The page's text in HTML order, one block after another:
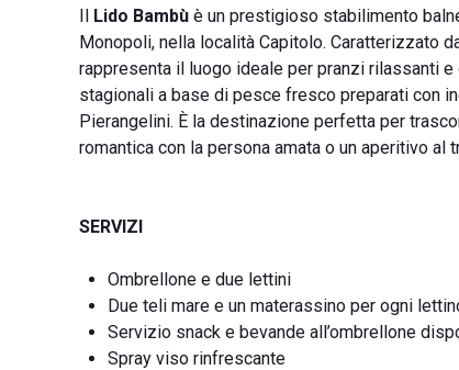
Il Lido Bambù è un prestigioso stabilimento
Monopoli, nella località Capitolo. Caratterizzato
rappresenta il luogo ideale per pranzi rilassanti
stagionali a base di pesce fresco preparati con
Pierangelini. È la destinazione perfetta per
romantica con la persona amata o un aperitivo al
SERVIZI
Ombrellone e due lettini
Due teli mare e un materassino per ogni
Servizio snack e bevande all’ombrellone
Spray viso rinfrescante